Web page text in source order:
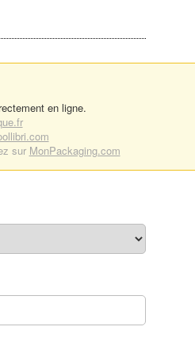
en ligne.
sur MonPackaging.com